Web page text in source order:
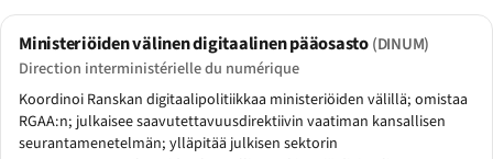
Ministeriöiden välinen digitaalinen pääosasto(DINUM)
Direction interministérielle du numérique
Koordinoi Ranskan digitaalipolitiikkaa ministeriöiden välillä; omistaa
RGAA:n; julkaisee saavutettavuusdirektiivin vaatiman kansallisen
seurantamenetelmän; ylläpitää julkisen sektorin